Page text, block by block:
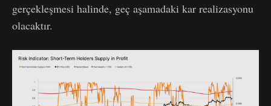
gerçekleşmesi halinde, geç aşamadaki kar realizasyonu
olacaktır.